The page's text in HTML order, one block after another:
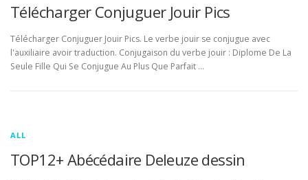
Télécharger Conjuguer Jouir Pics
Télécharger Conjuguer Jouir Pics. Le verbe jouir se conjugue avec
l'auxiliaire avoir traduction. Conjugaison du verbe jouir : Diplome De La
Seule Fille Qui Se Conjugue Au Plus Que Parfait …
ALL
TOP12+ Abécédaire Deleuze dessin